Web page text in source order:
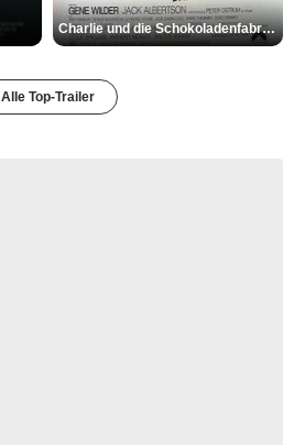
Charlie und die Schokoladenfabrik Trailer OV
Alle Top-Trailer